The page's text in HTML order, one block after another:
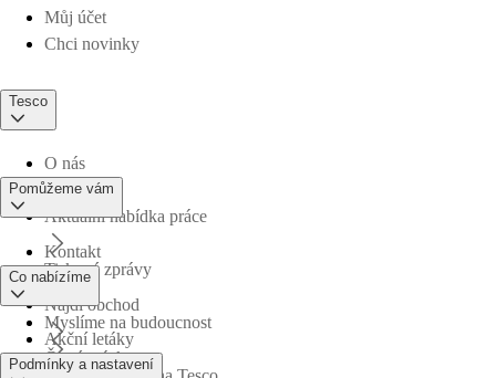
Můj účet
Chci novinky
Tesco
O nás
Aktuální nabídka práce
Tiskové zprávy
Myslíme na budoucnost
Pomůžeme vám
Kontakt
Najdi obchod
Časté otázky
Co nabízíme
Akční letáky
Podmínky a nastavení